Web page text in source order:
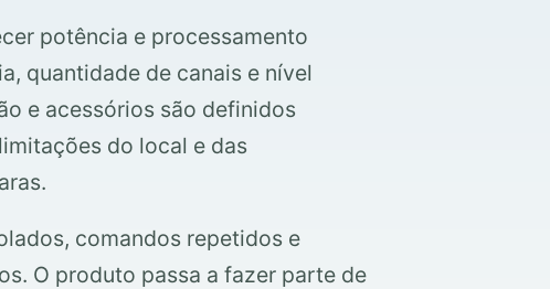
potência e processamento
quantidade de canais e nível
e acessórios são definidos
do local e das
comandos repetidos e
O produto passa a fazer parte de